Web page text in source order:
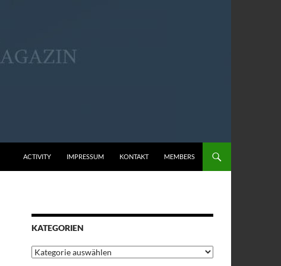
ACTIVITY IMPRESSUM KONTAKT MEMBERS
KATEGORIEN
Kategorien